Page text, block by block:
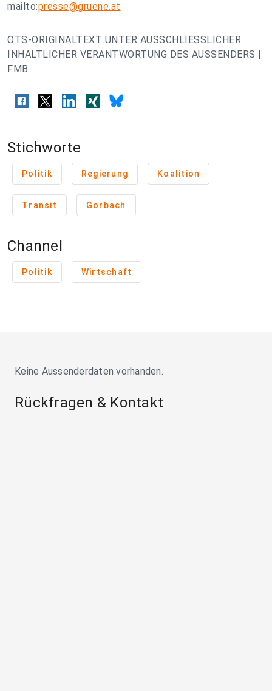
mailto:presse@gruene.at
OTS-ORIGINALTEXT UNTER AUSSCHLIESSLICHER
INHALTLICHER VERANTWORTUNG DES AUSSENDERS |
FMB
Stichworte
Politik Regierung Koalition
Transit Gorbach
Channel
Politik Wirtschaft
Keine Aussenderdaten vorhanden.
Rückfragen & Kontakt